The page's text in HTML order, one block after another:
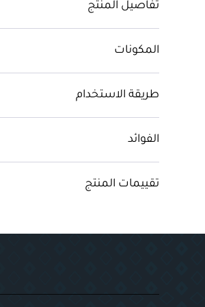
تفاصيل المنتج
المكونات
طريقة الاستخدام
الفوائد
تقييمات المنتج